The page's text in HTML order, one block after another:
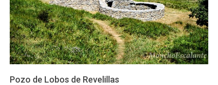
Pozo de Lobos de Revelillas